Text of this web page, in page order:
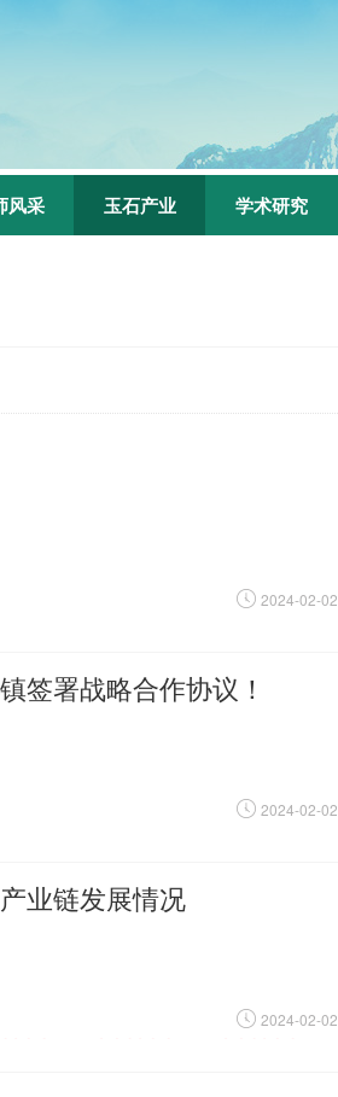
风采 玉石产业 学术研究
2024-02-02
签署战略合作协议！
2024-02-02
业链发展情况
2024-02-02